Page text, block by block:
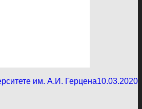
им. А.И. Герцена10.03.2020